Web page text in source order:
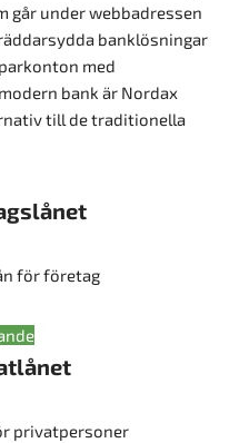
går under webbadressen
banklösningar
med
bank är Nordax
till de traditionella
för företag
privatpersoner